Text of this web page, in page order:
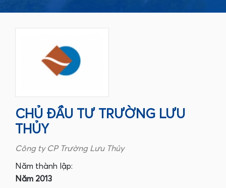
CHỦ ĐẦU TƯ TRƯỜNG LƯU
THỦY
Công ty CP Trường Lưu Thủy
Năm thành lập:
Năm 2013